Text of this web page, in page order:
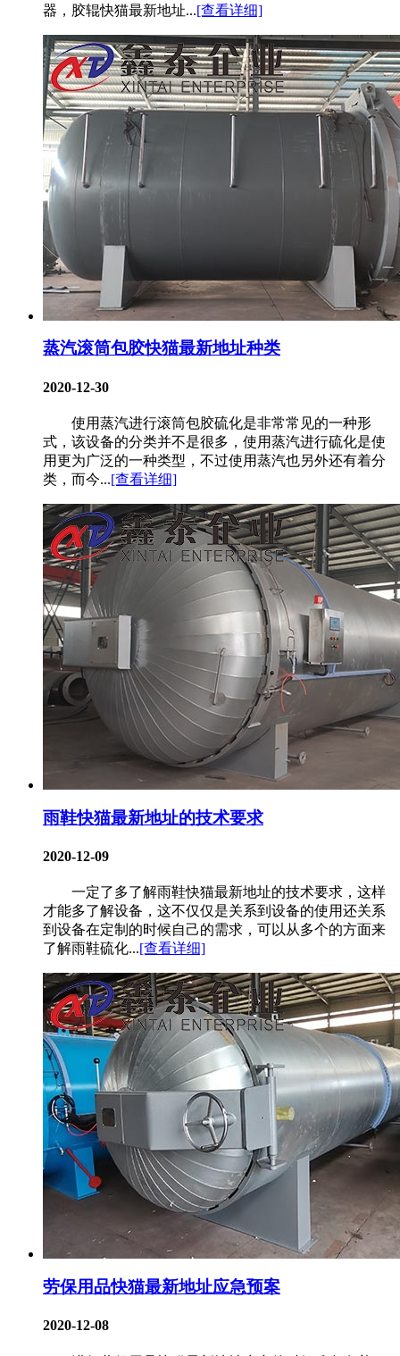
器，胶辊快猫最新地址...[查看详细]
蒸汽滚筒包胶快猫最新地址种类
2020-12-30
使用蒸汽进行滚筒包胶硫化是非常常见的一种形
式，该设备的分类并不是很多，使用蒸汽进行硫化是使
用更为广泛的一种类型，不过使用蒸汽也另外还有着分
类，而今...[查看详细]
雨鞋快猫最新地址的技术要求
2020-12-09
一定了多了解雨鞋快猫最新地址的技术要求，这样
才能多了解设备，这不仅仅是关系到设备的使用还关系
到设备在定制的时候自己的需求，可以从多个的方面来
了解雨鞋硫化...[查看详细]
劳保用品快猫最新地址应急预案
2020-12-08